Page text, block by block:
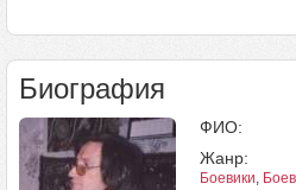
Биография
ФИО:
Жанр:
Боевики,